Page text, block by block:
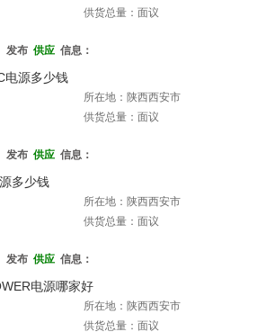
供货总量：面议
发布 供应 信息：
电源多少钱
所在地：陕西西安市
供货总量：面议
发布 供应 信息：
多少钱
所在地：陕西西安市
供货总量：面议
发布 供应 信息：
电源哪家好
所在地：陕西西安市
供货总量：面议